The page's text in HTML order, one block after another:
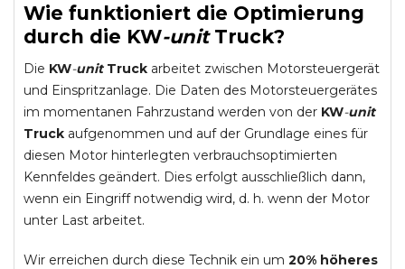
Wie funktioniert die Optimierung
durch die KW-unit Truck?
Die KW-unit Truck arbeitet zwischen Motorsteuergerät
und Einspritzanlage. Die Daten des Motorsteuergerätes
im momentanen Fahrzustand werden von der KW-unit
Truck aufgenommen und auf der Grundlage eines für
diesen Motor hinterlegten verbrauchsoptimierten
Kennfeldes geändert. Dies erfolgt ausschließlich dann,
wenn ein Eingriff notwendig wird, d. h. wenn der Motor
unter Last arbeitet.
Wir erreichen durch diese Technik ein um 20% höheres